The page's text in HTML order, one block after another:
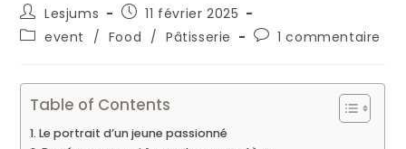
Auteur/autrice
de
la
Lesjums
Publication
publiée :
11 février 2025
Postevent / Food / Pâtisserie
Commentaires
publication :
1 commentaire
Table of Contents
Le portrait d’un jeune passionné